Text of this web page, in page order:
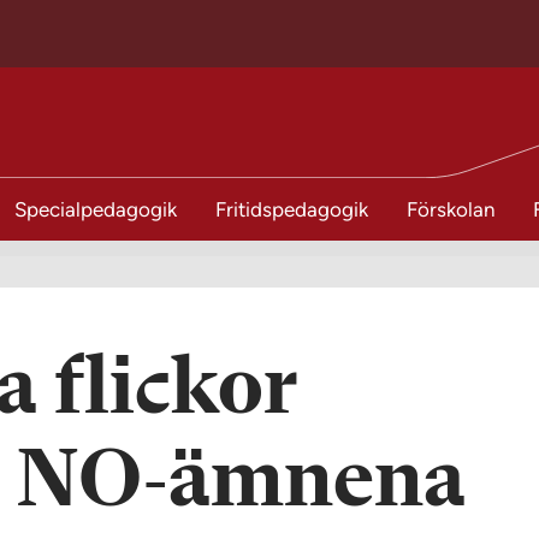
Specialpedagogik Fritidspedagogik Förskolan
flickor
ämnena